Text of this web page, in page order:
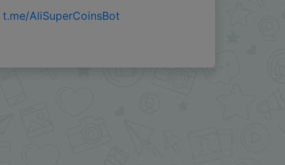
t.me/AliSuperCoinsBot